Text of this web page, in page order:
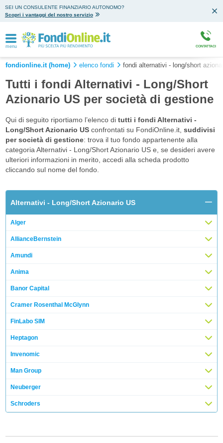
SEI UN CONSULENTE FINANZIARIO AUTONOMO?
Scopri i vantaggi del nostro servizio
menu CONTATTACI
fondionline.it (home) elenco fondi fondi alternativi - long/short
Tutti i fondi Alternativi - Long/Short
Azionario US per società di gestione
Qui di seguito riportiamo l’elenco di tutti i fondi Alternativi -
Long/Short Azionario USconfrontati su FondiOnline.it, suddivisi
per società di gestione: trova il tuo fondo appartenente alla
categoria Alternativi - Long/Short Azionario US e, se desideri avere
ulteriori informazioni in merito, accedi alla scheda prodotto
cliccando sul nome del fondo.
Alternativi - Long/Short Azionario US
Alger
AllianceBernstein
Amundi
Anima
Banor Capital
Cramer Rosenthal McGlynn
FinLabo SIM
Heptagon
Invenomic
Man Group
Neuberger
Schroders